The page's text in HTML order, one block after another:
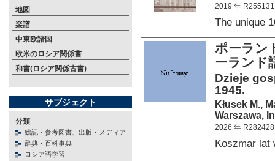
地図
楽譜
中東欧諸国
欧米のロシア関係書
和書(ロシア関係古書)
サブジェクト
分類
総記・参考図書、出版・メディア
辞典・百科事典
ロシア語学習
2019 年 R255131
The unique
ポーラン
ーランド
Dzieje
1945.
Kłusek M.,
Warszawa,
2026 年 R282428
Koszmar lat